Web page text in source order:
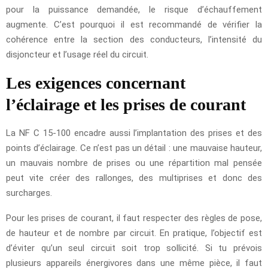
pour la puissance demandée, le risque d’échauffement
augmente. C’est pourquoi il est recommandé de vérifier la
cohérence entre la section des conducteurs, l’intensité du
disjoncteur et l’usage réel du circuit.
Les exigences concernant
l’éclairage et les prises de courant
La NF C 15-100 encadre aussi l’implantation des prises et des
points d’éclairage. Ce n’est pas un détail : une mauvaise hauteur,
un mauvais nombre de prises ou une répartition mal pensée
peut vite créer des rallonges, des multiprises et donc des
surcharges.
Pour les prises de courant, il faut respecter des règles de pose,
de hauteur et de nombre par circuit. En pratique, l’objectif est
d’éviter qu’un seul circuit soit trop sollicité. Si tu prévois
plusieurs appareils énergivores dans une même pièce, il faut